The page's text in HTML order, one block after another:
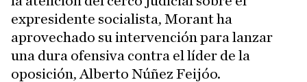
expresidente socialista, Morant ha
aprovechado su intervención para lanzar
una dura ofensiva contra el líder de la
oposición, Alberto Núñez Feijóo.